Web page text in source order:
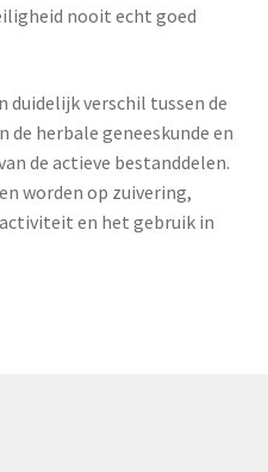
nooit echt goed
duidelijk verschil tussen de
herbale geneeskunde en
de actieve bestanddelen.
worden op zuivering,
en het gebruik in